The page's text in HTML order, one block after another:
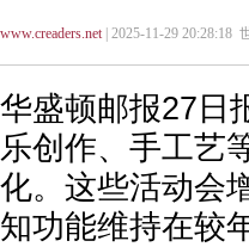
www.creaders.net| 2025-11-29 20:28:18
华盛顿邮报27日
乐创作、手工艺
化。这些活动会
知功能维持在较